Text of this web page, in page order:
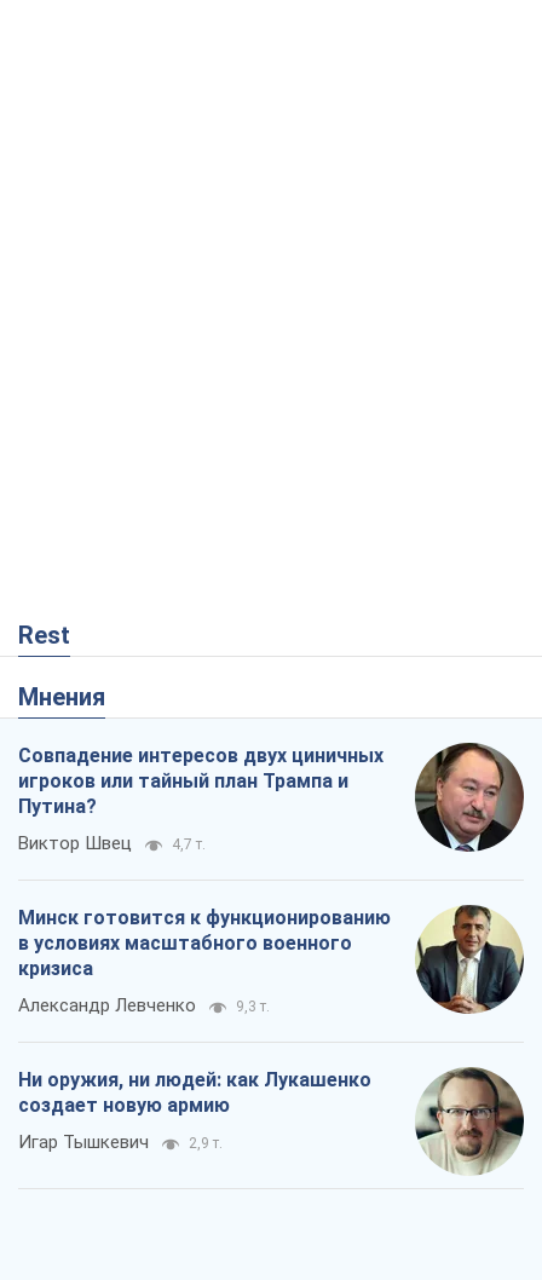
Rest
Мнения
Совпадение интересов двух циничных
игроков или тайный план Трампа и
Путина?
Виктор Швец 4,7 т.
Минск готовится к функционированию
в условиях масштабного военного
кризиса
Александр Левченко 9,3 т.
Ни оружия, ни людей: как Лукашенко
создает новую армию
Игар Тышкевич 2,9 т.